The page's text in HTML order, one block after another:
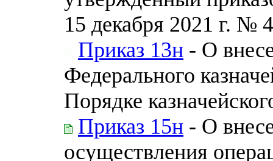
15 декабря 2021 г. №
Приказ 13н - О
Федерального
Порядке
Приказ 15н - О
осуществления